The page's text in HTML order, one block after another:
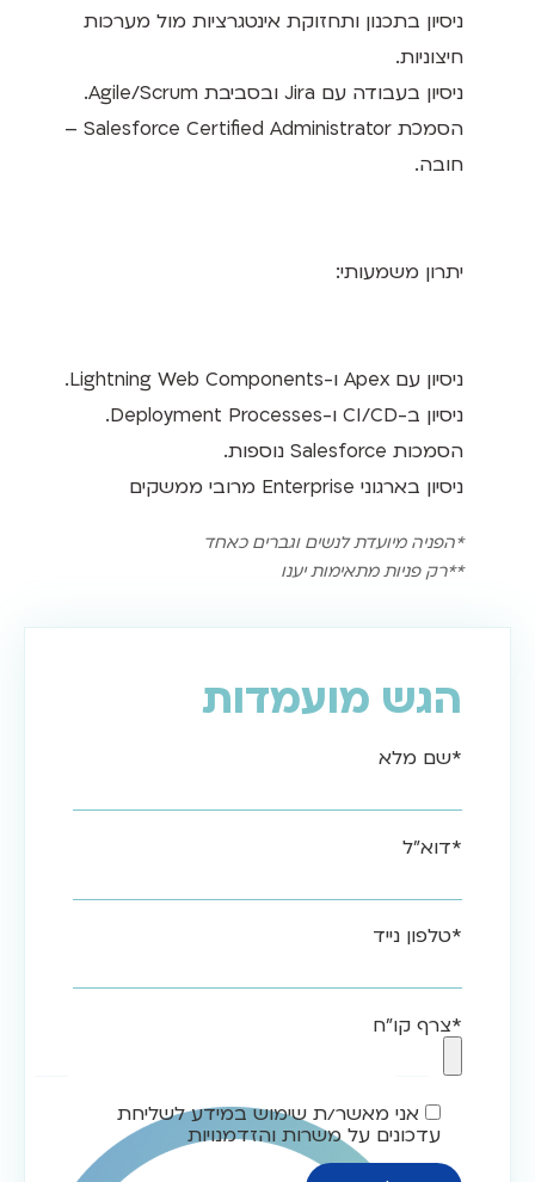
ניסיון בתכנון ותחזוקת אינטגרציות מול מערכות
חיצוניות.
ניסיון בעבודה עם Jira ובסביבת Agile/Scrum.
הסמכת Salesforce Certified Administrator –
חובה.
יתרון משמעותי:
ניסיון עם Apex ו-Lightning Web Components.
ניסיון ב-CI/CD ו-Deployment Processes.
הסמכות Salesforce נוספות.
ניסיון בארגוני Enterprise מרובי ממשקים
*הפניה מיועדת לנשים וגברים כאחד
**רק פניות מתאימות יענו
הגש מועמדות
*שם מלא
*דוא"ל
*טלפון נייד
*צרף קו"ח
אני מאשר/ת שימוש במידע לשליחת
עדכונים על משרות והזדמנויות